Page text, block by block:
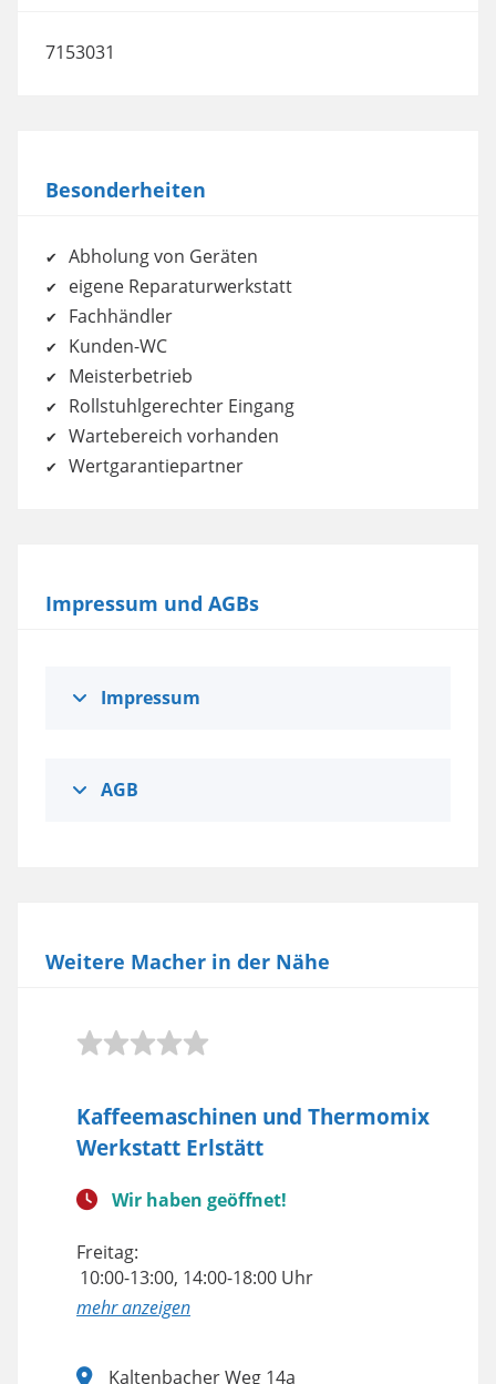
7153031
Besonderheiten
Abholung von Geräten
eigene Reparaturwerkstatt
Fachhändler
Kunden-WC
Meisterbetrieb
Rollstuhlgerechter Eingang
Wartebereich vorhanden
Wertgarantiepartner
Impressum und AGBs
Impressum
AGB
Weitere Macher in der Nähe
Kaffeemaschinen und Thermomix
Werkstatt Erlstätt
Wir haben geöffnet!
Freitag:
10:00-13:00, 14:00-18:00 Uhr
anzeigen
Kaltenbacher Weg 14a